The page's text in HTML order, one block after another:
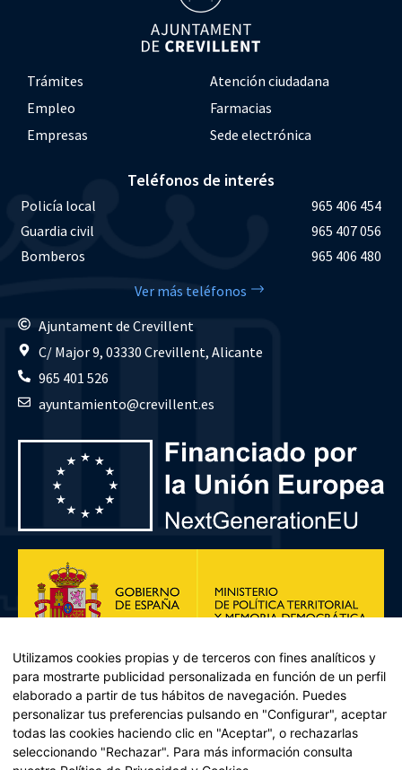
Trámites
Atención ciudadana
Empleo
Farmacias
Empresas
Sede electrónica
Teléfonos de interés
Policía local
965 406 454
Guardia civil
965 407 056
Bomberos
965 406 480
Ver más teléfonos
Ajuntament de Crevillent
C/ Major 9, 03330 Crevillent, Alicante
965 401 526
ayuntamiento@crevillent.es
Utilizamos cookies propias y de terceros con fines analíticos y
para mostrarte publicidad personalizada en función de un perfil
elaborado a partir de tus hábitos de navegación. Puedes
personalizar tus preferencias pulsando en "Configurar", aceptar
todas las cookies haciendo clic en "Aceptar", o rechazarlas
seleccionando "Rechazar". Para más información consulta